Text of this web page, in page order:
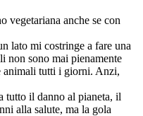
vegetariana anche se con
lato mi costringe a fare una
non sono mai pienamente
animali tutti i giorni. Anzi,
tutto il danno al pianeta, il
alla salute, ma la gola